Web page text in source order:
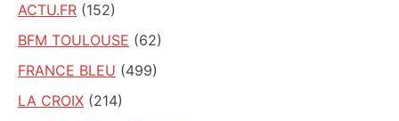
ACTU.FR (152)
BFM TOULOUSE (62)
FRANCE BLEU (499)
LA CROIX (214)